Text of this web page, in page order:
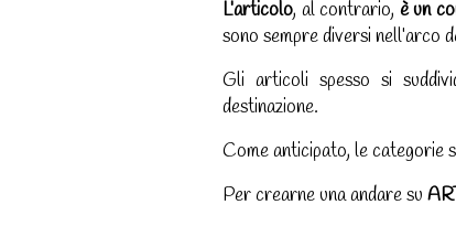
L’articolo, al contrario, è un
sono sempre diversi nell’arco
Gli articoli spesso si
destinazione.
Come anticipato, le categorie
Per crearne una andare su